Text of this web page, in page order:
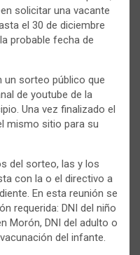
solicitar una vacante
el 30 de diciembre
probable fecha de
un sorteo público que
de youtube de la
Una vez finalizado el
mismo sitio para su
del sorteo, las y los
con la o el directivo a
En esta reunión se
requerida: DNI del niño
Morón, DNI del adulto o
del infante.